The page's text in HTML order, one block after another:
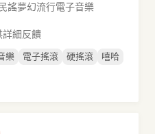
謠夢幻流行電子音樂
詳細反饋
樂 電子搖滾 硬搖滾
嘻哈